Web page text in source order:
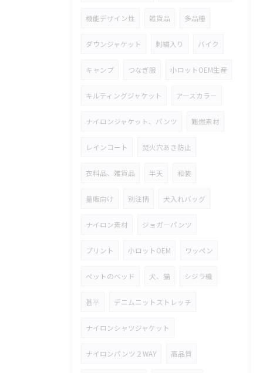
機能デザイン性 雑貨品 多品種
ダウンジャケット 刺繍入り バイク
キャンプ つなぎ服 小ロットOEM生産
キルティングジャケット アースカラー
ナイロンジャケット、パンツ 難燃素材
レインコート 焚火穴あき防止
衣料品、雑貨品 半天 和装
量販向け 別注柄 犬入れバッグ
ナイロン素材 ジョガーパンツ
プリント 小ロットOEM ワッペン
ペットのベッド 犬、猫 シジラ織
甚平 デニムニットストレッチ
ナイロンシャツジャケット
ナイロンパンツ２WAY 高品質